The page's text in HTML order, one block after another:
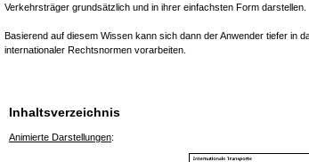
Verkehrsträger grundsätzlich und in ihrer einfachsten Form darstellen.
Basierend auf diesem Wissen kann sich dann der Anwender tiefer in
internationaler Rechtsnormen vorarbeiten.
Inhaltsverzeichnis
Animierte Darstellungen: